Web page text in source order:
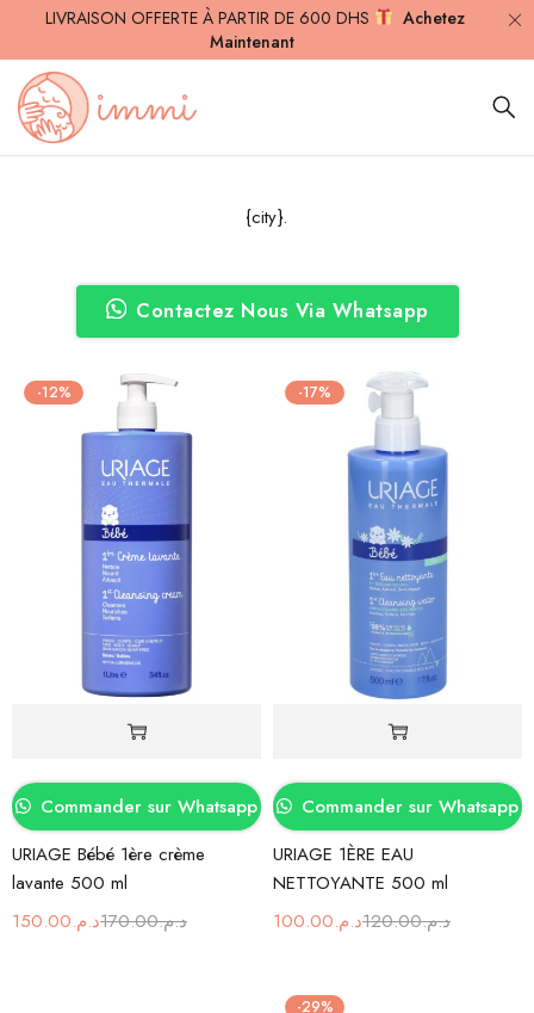
LIVRAISON OFFERTE À PARTIR DE 600 DHS
Achetez
Maintenant
{city}.
Contactez Nous Via Whatsapp
-12%
Commander sur Whatsapp
URIAGE Bébé 1ère crème
lavante 500 ml
د.م.170.00د.م.150.00
-17%
Commander sur Whatsapp
URIAGE 1ÈRE EAU
NETTOYANTE 500 ml
د.م.120.00د.م.100.00
-29%